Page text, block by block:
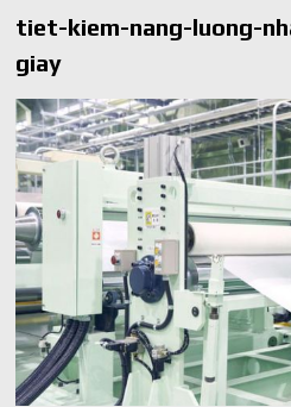
Quà cá nhân hóa: vì sao
AI trong doanh nghiệp: Phân biệt
Ứng dụng AI trong doanh nghiệp
Ứng dụng AI cho chăm sóc khách
AI agent cho doanh nghiệp khác
tiet-kiem-nang-luong-
giay